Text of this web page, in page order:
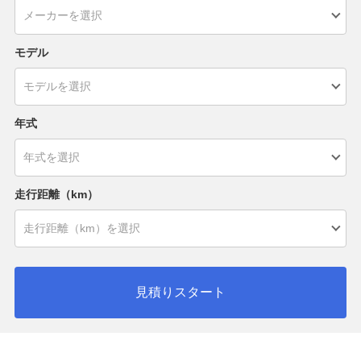
モデル
年式
走行距離（km）
見積りスタート